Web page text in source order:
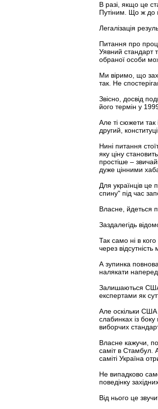
В разі, якщо це
Путіним. Що ж до
Легалізація
Питання про
Уявний стандарт
обраної особи
Ми віримо, що
так. Не
Звісно, досвід
його термін у
Але ті сюжети
другий,
Нині питання
яку ціну
простіше –
дуже цінними
Для українців це
спину" під час
Власне, йдеться
Заздалегідь
Так само ні в
через
А зупинка
налякати
Залишаються США.
експертами як
Але оскільки США
слабинках із
виборчих
Власне кажучи,
саміт в Стамбул.
саміті Україна
Не випадково
поведінку
Від нього це